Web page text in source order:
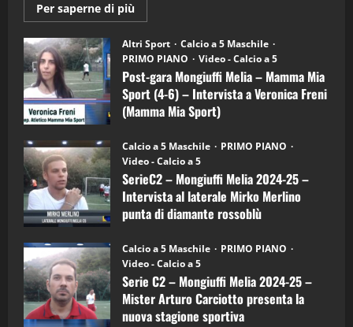
Per saperne di più
informazioni
Post-
gara
Mongiuffi
Melia
–
Mamma
Mia
Sport
6)
–
Intervista
a
mister
Arturo
Carciotto
(Mongiuffi
Altri Sport
Calcio a 5 Maschile
PRIMO PIANO
Video - Calcio a 5
Post-gara Mongiuffi Melia – Mamma Mia
Sport (4-6) – Intervista a Veronica Freni
(Mamma Mia Sport)
Calcio a 5 Maschile
PRIMO PIANO
Video - Calcio a 5
SerieC2 – Mongiuffi Melia 2024-25 –
Intervista al laterale Mirko Merlino
punta di diamante rossoblù
Calcio a 5 Maschile
PRIMO PIANO
Video - Calcio a 5
Serie C2 – Mongiuffi Melia 2024-25 –
Mister Arturo Carciotto presenta la
nuova stagione sportiva
3
"SportEmpire" in Podcast
“SportEmpire” in Podcast: 28^ Puntata
(Martedi 21 Aprile 2026)
21/04/2026
4
“SportEmpire” in Podcast: 27^ Puntata
(Martedi 14 Aprile 2026)
15/04/2026
5
“SportEmpire” in Podcast: 26^ Puntata
(Martedi 07 Aprile 2026)
08/04/2026